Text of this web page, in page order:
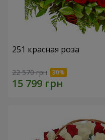
251 красная роза
22 570 грн